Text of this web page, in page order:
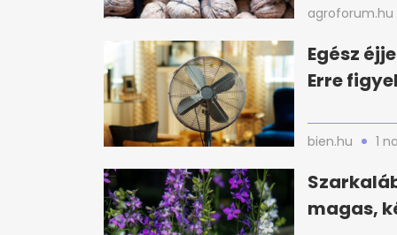
agroforum.hu
Egész
Erre
bien.hu 1
magas,